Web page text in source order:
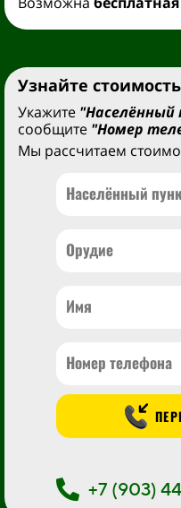
Узнайте
Укажите "Населённый
сообщите "Номер
Мы рассчитаем
+7 (903)